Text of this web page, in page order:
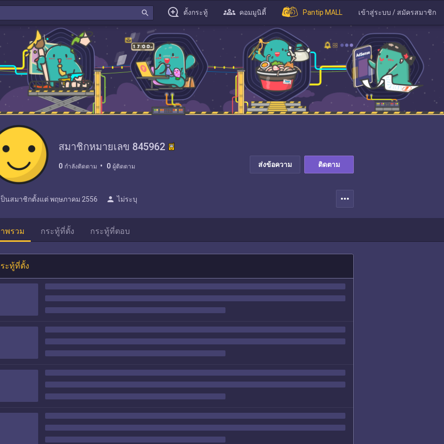
search ตั้งกระทู้ คอมมูนิตี้ Pantip MALL เข้าสู่ระบบ / สมัครสมาชิก
สมาชิกหมายเลข 845962
0 กำลังติดตาม 0 ผู้ติดตาม ส่งข้อความ ติดตาม
ป็นสมาชิกตั้งแต่ พฤษภาคม 2556 person ไม่ระบุ more_horiz
พรวม กระทู้ที่ตั้ง กระทู้ที่ตอบ
ะทู้ที่ตั้ง